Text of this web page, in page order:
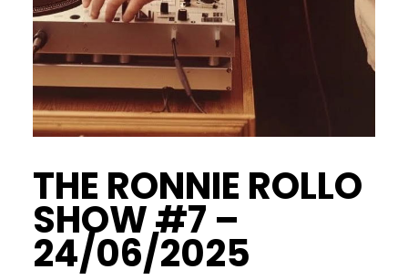
THE RONNIE ROLLO
SHOW #7 –
24/06/2025